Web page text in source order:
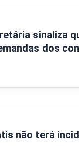
sinaliza
dos
não terá